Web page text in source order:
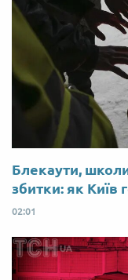
Блекаути,
збитки: як Київ
02:01